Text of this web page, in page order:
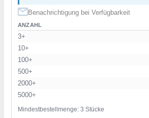
Benachrichtigung bei Verfügbarkeit
ANZAHL
3+
10+
100+
500+
2000+
5000+
Mindestbestellmenge: 3 Stücke